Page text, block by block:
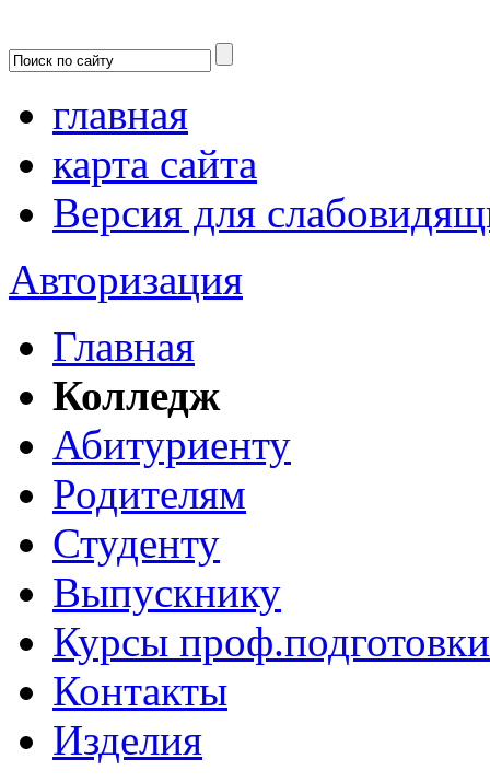
главная
карта сайта
Версия для
Авторизация
Главная
Колледж
Абитуриенту
Родителям
Студенту
Выпускнику
Курсы проф.подготовки
Контакты
Изделия